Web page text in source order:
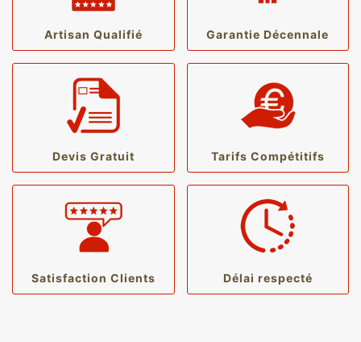
Artisan Qualifié Garantie Décennale
Devis Gratuit Tarifs Compétitifs
Satisfaction Clients Délai respecté